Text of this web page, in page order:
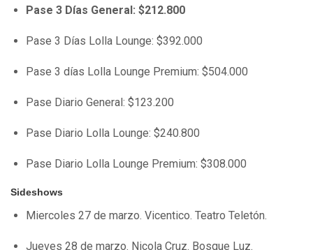
Pase 3 Días General: $212.800
Pase 3 Días Lolla Lounge: $392.000
Pase 3 días Lolla Lounge Premium: $504.000
Pase Diario General: $123.200
Pase Diario Lolla Lounge: $240.800
Pase Diario Lolla Lounge Premium: $308.000
Sideshows
Miercoles 27 de marzo. Vicentico. Teatro Teletón.
Jueves 28 de marzo. Nicola Cruz. Bosque Luz.